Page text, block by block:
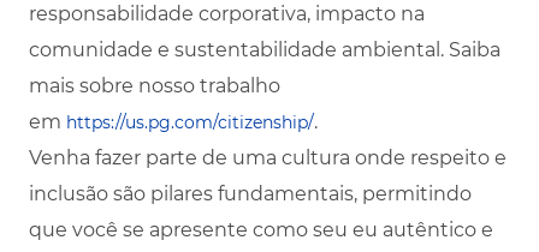
responsabilidade corporativa, impacto na
comunidade e sustentabilidade ambiental. Saiba
mais sobre nosso trabalho
em https://us.pg.com/citizenship/.
Venha fazer parte de uma cultura onde respeito e
inclusão são pilares fundamentais, permitindo
que você se apresente como seu eu autêntico e